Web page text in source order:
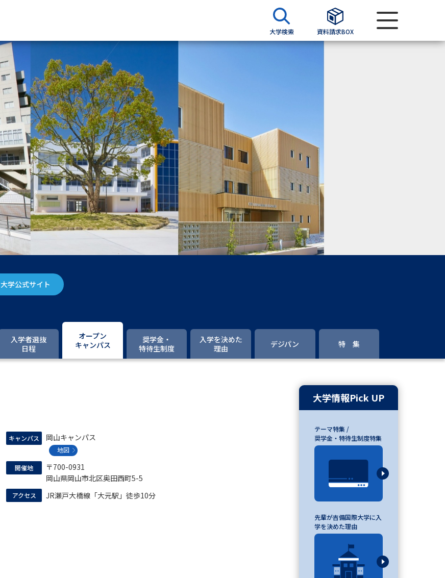
大学検索 資料請求BOX
大学・短大の資料種類から請求
大学パンフ
学部・学科パンフ
総合型選抜・学校推薦型選抜 募集要項＆願書
大学入学共通テスト利用選抜の募集要項＆願書
過去問題集
大学・短大以外の資料から請求
専門学校の資料請求 大学院の資料請求
留学・進学関連、塾・予備校
大学入学共通テスト「受験案内」の請求
大学入学共通テスト「受験上の配慮案内」の請求
高等学校卒業程度認定試験
大学研究 大学検索
デジタルパンフレット
新学年スタート号特集ページ（高2生用）
SELFBRAND特集ページ
オープンキャンパスなどを調べる
大学公式サイト
入学者選抜
日程
オープン
キャンパス
奨学金・
特待生制度
入学を決めた
理由
デジパン 特 集
キャンパス 岡山キャンパス
地図
開催地
〒700-0931
岡山県岡山市北区奥田西町5-5
アクセス JR瀬戸大橋線「大元駅」徒歩10分
大学情報Pick UP
テーマ特集 /
奨学金・特待生制度特集
先輩が吉備国際大学に入
学を決めた理由